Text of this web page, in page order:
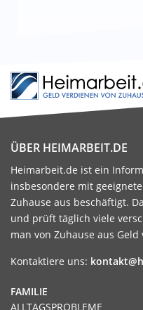
ÜBER HEIMARBEIT.DE
Heimarbeit.de ist ein
insbesondere mit
Zuhause aus beschäftigt.
und prüft täglich viele
man von Zuhause aus
Kontaktiere uns:
FAMILIE
ALLTAGSPROBLEME